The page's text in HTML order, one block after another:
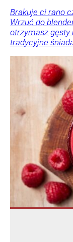
Brakuje ci rano
Wrzuć do
otrzymasz gęsty
tradycyjne